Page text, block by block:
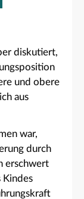
diskutiert,
und obere
aus
war,
durch
erschwert
Kindes